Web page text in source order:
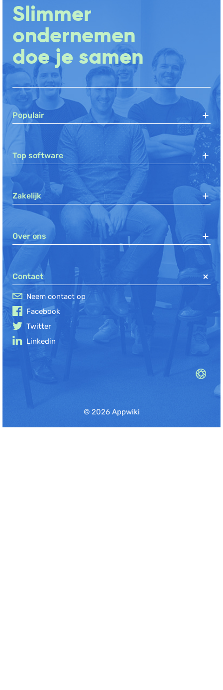
Slimmer
ondernemen
doe je samen
Populair
Top software
Zakelijk
Over ons
Contact
Neem contact op
Facebook
Twitter
Linkedin
© 2026 Appwiki